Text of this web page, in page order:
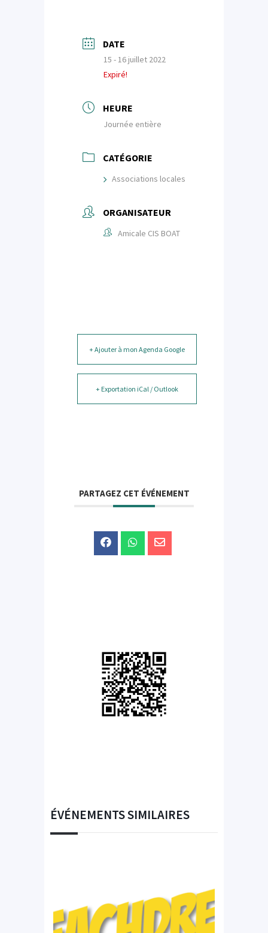
DATE
15 - 16 juillet 2022
Expiré!
HEURE
Journée entière
CATÉGORIE
Associations locales
ORGANISATEUR
Amicale CIS BOAT
+ Ajouter à mon Agenda Google
+ Exportation iCal / Outlook
PARTAGEZ CET ÉVÉNEMENT
ÉVÉNEMENTS SIMILAIRES